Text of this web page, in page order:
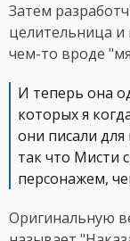
Затем
целительница
чем-то вроде
И теперь она
которых я
они писали
так что Мисти
персонажем,
Оригинальную